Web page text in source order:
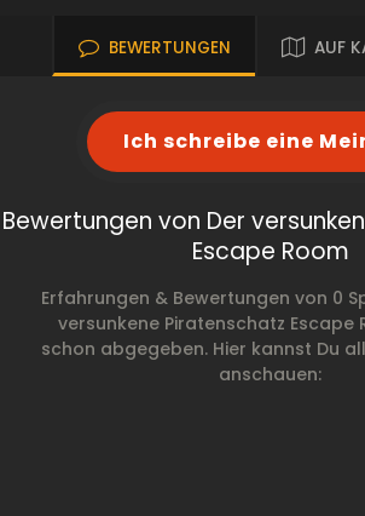
BEWERTUNGEN AUF
Ich schreibe eine
Bewertungen von Der
Escape Room
Erfahrungen & Bewertungen von 0
versunkene Piratenschatz Escape
schon abgegeben. Hier kannst Du
anschauen: